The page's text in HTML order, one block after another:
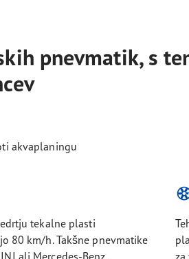
pnevmatik, s
akvaplaningu
tekalne plasti
80 km/h. Takšne pnevmatike
ali Mercedes-Benz.